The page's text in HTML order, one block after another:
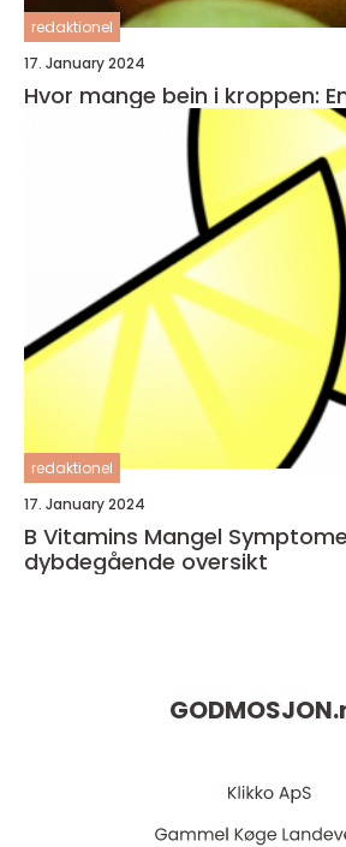
redaktionel
17. January 2024
Hvor mange bein i kroppen:
redaktionel
17. January 2024
B Vitamins Mangel
dybdegående oversikt
GODMOSJON.